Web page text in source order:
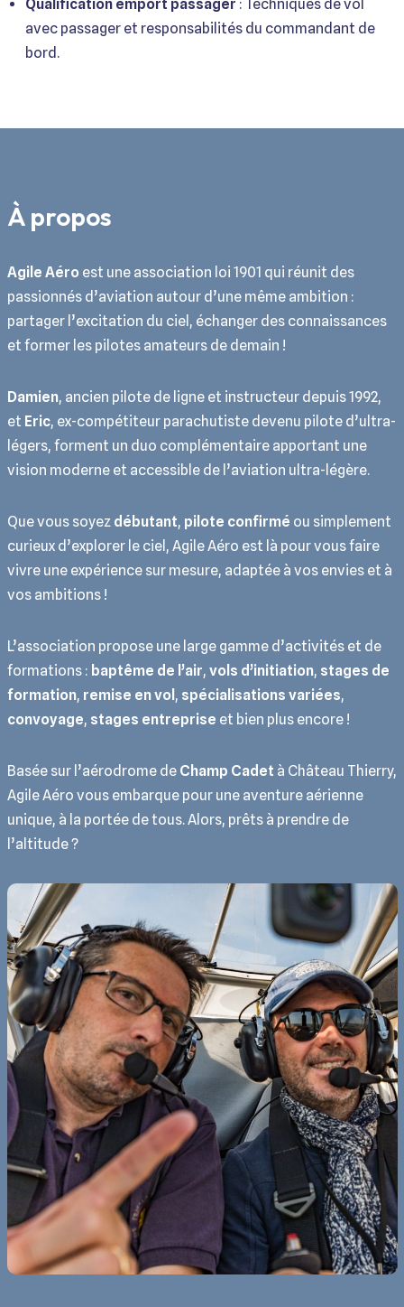
Qualification emport passager : Techniques de vol
avec passager et responsabilités du commandant de
bord.
À propos
Agile Aéroest une association loi 1901 qui réunit des
passionnés d’aviation autour d’une même ambition :
partager l’excitation du ciel, échanger des connaissances
et former les pilotes amateurs de demain !
Damien, ancien pilote de ligne et instructeur depuis 1992,
et Eric, ex-compétiteur parachutiste devenu pilote d’ultra-
légers, forment un duo complémentaire apportant une
vision moderne et accessible de l’aviation ultra-légère.
Que vous soyez débutant, pilote confirmé ou simplement
curieux d’explorer le ciel, Agile Aéro est là pour vous faire
vivre une expérience sur mesure, adaptée à vos envies et à
vos ambitions !
L’association propose une large gamme d’activités et de
formations : baptême de l’air, vols d’initiation, stages de
formation, remise en vol , spécialisations variées,
convoyage, stages entreprise et bien plus encore !
Basée sur l’aérodrome de Champ Cadet à Château Thierry,
Agile Aéro vous embarque pour une aventure aérienne
unique, à la portée de tous. Alors, prêts à prendre de
l’altitude ?